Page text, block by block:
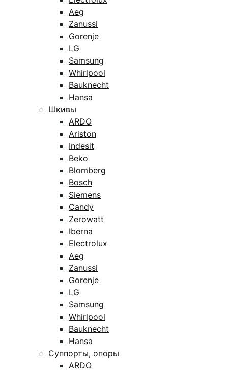
Aeg
Zanussi
Gorenje
LG
Samsung
Whirlpool
Bauknecht
Hansa
Шкивы
ARDO
Ariston
Indesit
Beko
Blomberg
Bosch
Siemens
Candy
Zerowatt
Iberna
Electrolux
Aeg
Zanussi
Gorenje
LG
Samsung
Whirlpool
Bauknecht
Hansa
Суппорты, опоры
ARDO